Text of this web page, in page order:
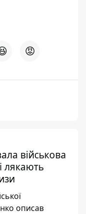
😡
військова
лякають
описав